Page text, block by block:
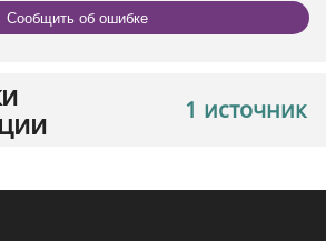
Сообщить об ошибке
1 источник